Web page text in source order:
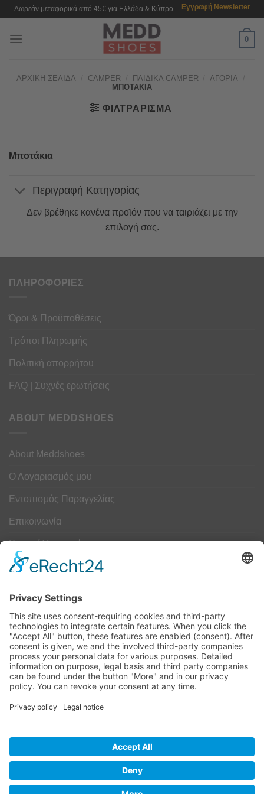
Μετάβαση
περιεχόμενο
Δωρεάν μεταφορικά από 45€ για Ελλάδα & Κύπρο Εγγραφή Newsletter
0
ΑΡΧΙΚΉ ΣΕΛΊΔΑ CAMPER ΠΑΙΔΙΚΆ CAMPER ΑΓΌΡΙΑ
ΜΠΟΤΆΚΙΑ
ΦΙΛΤΡΆΡΙΣΜΑ
Μποτάκια
Περιγραφή Κατηγορίας
Δεν βρέθηκε κανένα προϊόν που να ταιριάζει με την
επιλογή σας.
ΠΛΗΡΟΦΟΡΙΕΣ
Όροι & Προϋποθέσεις
Τρόποι Πληρωμής
Πολιτική απορρήτου
FAQ | Συχνές ερωτήσεις
ABOUT MEDDSHOES
About Meddshoes
Ο Λογαριασμός μου
Εντοπισμός Παραγγελίας
Επικοινωνία
Κουμπί Υπαναχώρησης
Camper Οδηγός Μεγεθών
ΤΕΧΝΟΛΟΓΙΑ
Τεχνολογία
On
Delivery
TransferCard
Visa
Electron
Powered by Meddshoes©